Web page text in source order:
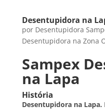
Desentupidora na
por Desentupidora
Desentupidora na Zona
Sampex
na Lapa
História
Desentupidora na Lapa.